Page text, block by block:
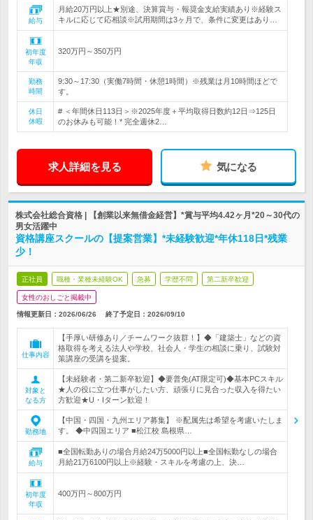
給与
月給20万円以上★別途、決算賞与・報奨金支給実績あり※経験ス
キルに応じて応相談※試用期間は3ヶ月で、条件に変更はあり…
初年度
年収
320万円～350万円
勤務
時間
9:30～17:30（実働7時間・休憩1時間）※残業は月10時間ほどで
す。
休日
休暇
# ＜年間休日113日＞※2025年度＋平均取得日数約12日⇒125日
のお休みも可能！* 完全週休2…
求人詳細を見る 気になる
株式会社総合資格 | 【創業以来無借金経営】*賞与平均4.42ヶ月*20～30代の
男女活躍中
資格講座スクールの【提案営業】*未経験歓迎*年休118日*残業
少！
正社員 職種・業種未経験OK 急募 学歴不問 第二新卒歓迎
女性のおしごと掲載中
情報更新日：2026/06/26 終了予定日： 2026/09/10
仕事内容
【手厚い研修あり／チームワーク抜群！】◆「建築士」などの資
格取得を考える法人や学校、社会人・学生の相談に乗り、試験対
策講座の受講を提案。
対象と
なる方
【未経験者・第二新卒歓迎】◆要普免(AT限定可)◆基本PCスキル
★人の役に立つ仕事がしたい方、頑張りに見合った収入を得たい
方歓迎★U・Iターン歓迎！
勤務地
【中国・四国・九州エリア募集】 ※配属先は希望を考慮いたしま
す。 ◆中四国エリア ■松江校 島根県…
給与
■全国転勤ありの場合月給24万5000円以上■全国転勤なしの場合
月給21万6100円以上※経験・スキルを考慮の上、決…
初年度
年収
400万円～800万円